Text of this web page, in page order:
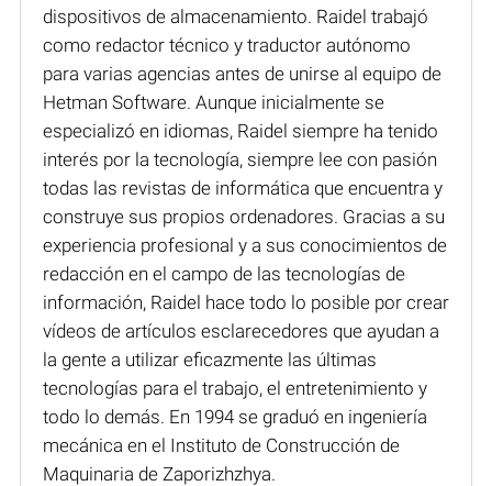
dispositivos de almacenamiento. Raidel trabajó
como redactor técnico y traductor autónomo
para varias agencias antes de unirse al equipo de
Hetman Software. Aunque inicialmente se
especializó en idiomas, Raidel siempre ha tenido
interés por la tecnología, siempre lee con pasión
todas las revistas de informática que encuentra y
construye sus propios ordenadores. Gracias a su
experiencia profesional y a sus conocimientos de
redacción en el campo de las tecnologías de
información, Raidel hace todo lo posible por crear
vídeos de artículos esclarecedores que ayudan a
la gente a utilizar eficazmente las últimas
tecnologías para el trabajo, el entretenimiento y
todo lo demás. En 1994 se graduó en ingeniería
mecánica en el Instituto de Construcción de
Maquinaria de Zaporizhzhya.